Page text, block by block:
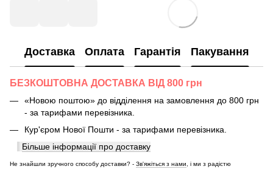
Доставка Оплата Гарантія Пакування
БЕЗКОШТОВНА ДОСТАВКА ВІД 800 грн
«Новою поштою» до відділення на замовлення до 800 грн
- за тарифами перевізника.
Кур'єром Нової Пошти - за тарифами перевізника.
Більше інформації про доставку
Не знайшли зручного способу доставки? - Зв'яжіться з нами, і ми з радістю